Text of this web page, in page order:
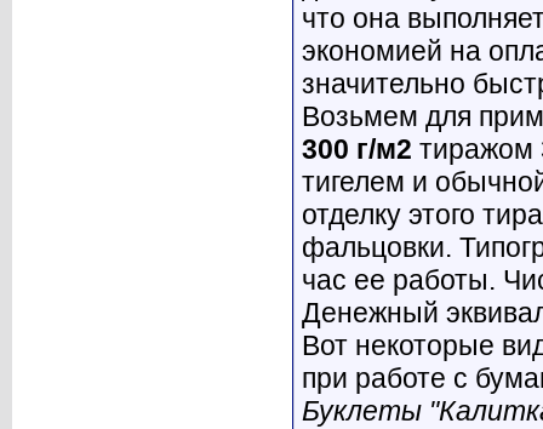
что она
экономией на
значительно
Возьмем для
300 г/м2 тиражом
тигелем и
отделку этого
фальцовки.
час ее работы.
Денежный
Вот некоторые
при работе с
Буклеты